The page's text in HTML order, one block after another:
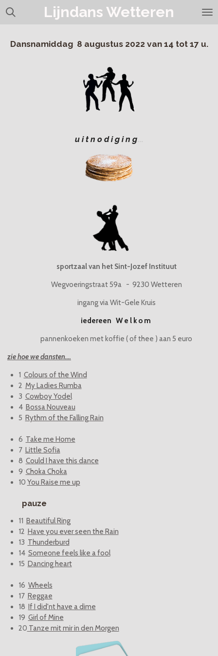
Ga
de
Lijndans Wetteren
Dansnamiddag 8 augustus 2022 van 14 tot 17 u.
u i t n o d i g i n g
sportzaal van het Sint-Jozef Instituut
Wegvoeringstraat 59a - 9230 Wetteren
ingang via Wit-Gele Kruis
iedereen W e l k o m
pannenkoeken met koffie ( of thee ) aan 5 euro
zie hoe we dansten....
1 Colours of the Wind
2 My Ladies Rumba
3 Cowboy Yodel
4 Bossa Nouveau
5 Rythm of the Falling Rain
6 Take me Home
7 Little Sofia
8 Could I have this dance
9 Choka Choka
10 You Raise me up
pauze
11 Beautiful Ring
12 Have you ever seen the Rain
13 Thunderburd
14 Someone feels like a fool
15 Dancing heart
16 Wheels
17 Reggae
18 If I did'nt have a dime
19 Girl of Mine
20 Tanze mit mir in den Morgen